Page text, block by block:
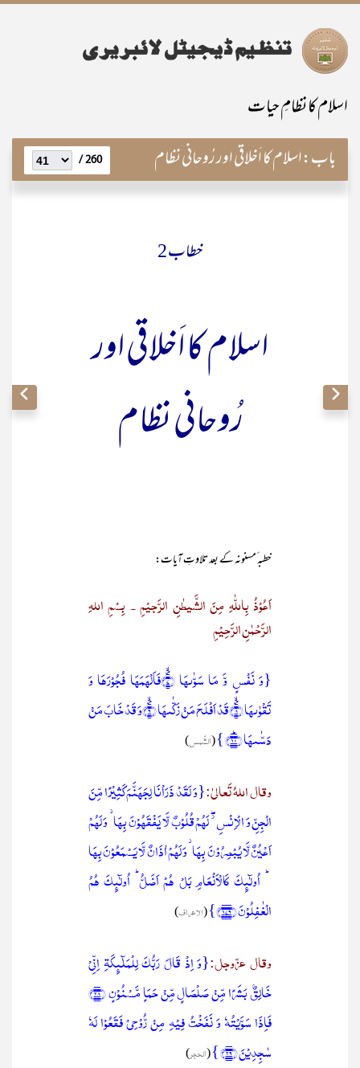
اسلام کا نظامِ حیات
باب:اسلام کا اَخلاقی اور رُوحانی نظام 260 /
خطاب 2
اسلام کا اَخلاقی اور
رُوحانی نظام
خطبہ ٔمسنونہ کے بعد تلاوتِ آیات:
اَعُوْذُ بِاللّٰہِ مِنَ الشَّیطٰنِ الرَّجیْمِ ۔ بِسْمِ اللہِ
الرَّحْمٰنِ الرَّحِیْمِ
{وَ نَفۡسٍ وَّ مَا سَوّٰىہَا ۪ۙ﴿۷﴾فَاَلۡہَمَہَا فُجُوۡرَہَا وَ
تَقۡوٰىہَا ۪ۙ﴿۸﴾قَدۡ اَفۡلَحَ مَنۡ زَکّٰىہَا ۪ۙ﴿۹﴾وَ قَدۡ خَابَ مَنۡ
دَسّٰىہَا ﴿ؕ۱۰﴾ }
(الشّمس)
وقال اللہُ تَعالیٰ:{وَ لَقَدۡ ذَرَاۡنَا لِجَہَنَّمَ کَثِیۡرًا مِّنَ
الۡجِنِّ وَ الۡاِنۡسِ ۫ۖ لَہُمۡ قُلُوۡبٌ لَّا یَفۡقَہُوۡنَ بِہَا ۫ وَ لَہُمۡ
اَعۡیُنٌ لَّا یُبۡصِرُوۡنَ بِہَا ۫ وَ لَہُمۡ اٰذَانٌ لَّا یَسۡمَعُوۡنَ بِہَا
ؕ اُولٰٓئِکَ کَالۡاَنۡعَامِ بَلۡ ہُمۡ اَضَلُّ ؕ اُولٰٓئِکَ ہُمُ
الۡغٰفِلُوۡنَ ﴿۱۷۹﴾}
(الاعراف)
وقال عزّوجل:{وَ اِذۡ قَالَ رَبُّکَ لِلۡمَلٰٓئِکَۃِ اِنِّیۡ
خَالِقٌۢ بَشَرًا مِّنۡ صَلۡصَالٍ مِّنۡ حَمَاٍ مَّسۡنُوۡنٍ ﴿۲۸﴾
فَاِذَا سَوَّیۡتُہٗ وَ نَفَخۡتُ فِیۡہِ مِنۡ رُّوۡحِیۡ فَقَعُوۡا لَہٗ
سٰجِدِیۡنَ ﴿۲۹﴾ }
(الحجر)